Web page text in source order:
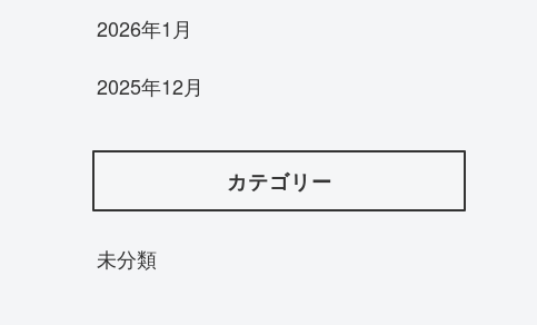
2026年1月
2025年12月
カテゴリー
未分類